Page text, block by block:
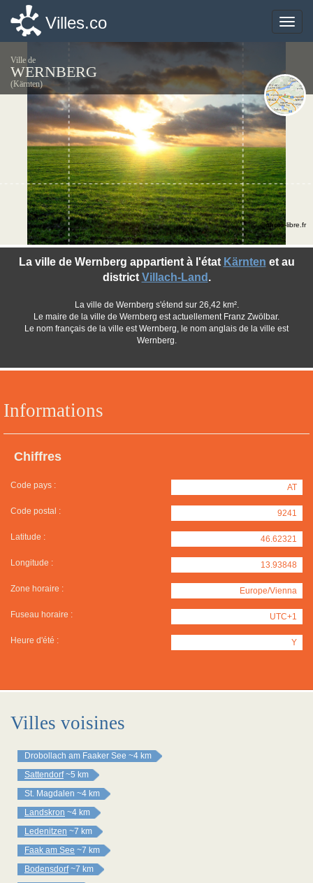
Toggle
Villes.co
Ville de
WERNBERG
(Kärnten)
Informations
Chiffres
Code pays : AT
Code postal : 9241
Latitude : 46.62321
Longitude : 13.93848
Zone horaire : Europe/Vienna
Fuseau horaire : UTC+1
Heure d'été : Y
La ville de Wernberg appartient à l'état Kärnten et au
district Villach-Land .
La ville de Wernberg s'étend sur 26,42 km².
Le maire de la ville de Wernberg est actuellement Franz Zwölbar.
Le nom français de la ville est Wernberg, le nom anglais de la ville est
Wernberg.
©photo-libre.fr
Villes voisines
Drobollach am Faaker See ~4 km
Sattendorf ~5 km
St. Magdalen ~4 km
Landskron ~4 km
Ledenitzen ~7 km
Faak am See ~7 km
Bodensdorf ~7 km
Toggle
Villes.co